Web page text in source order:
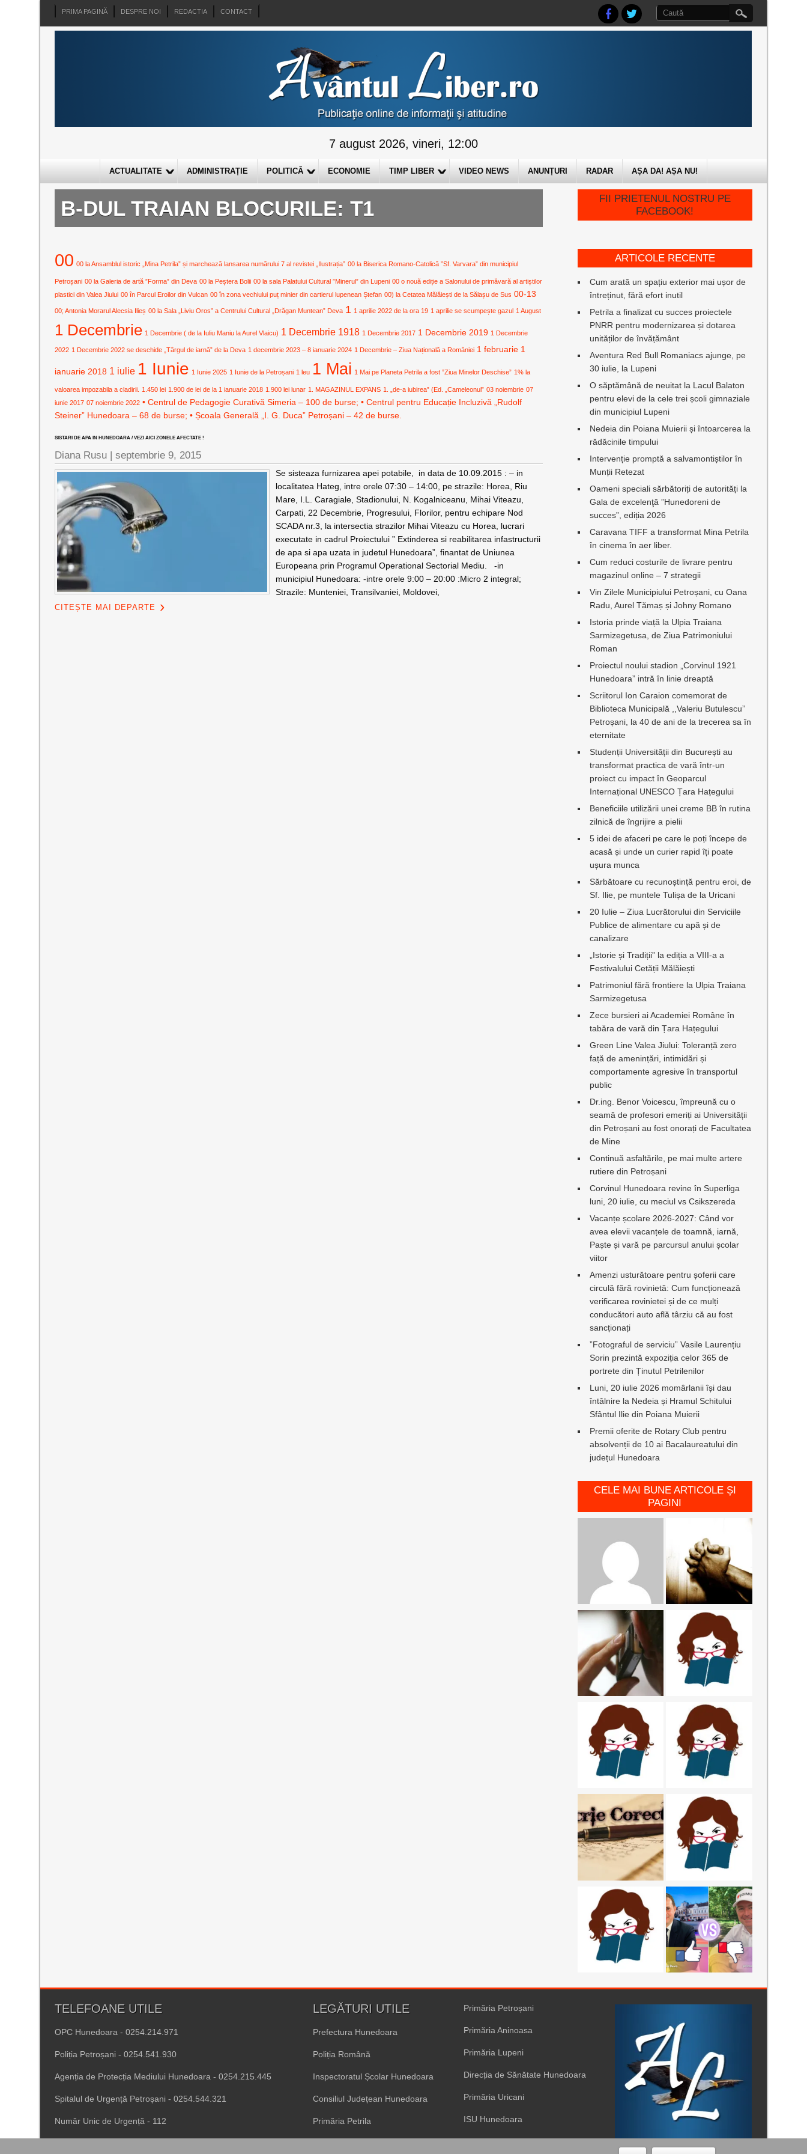
PRIMA PAGINĂ DESPRE NOI REDACTIA CONTACT
7 august 2026, vineri, 12:00
ACTUALITATE ADMINISTRAȚIE POLITICĂ ECONOMIE TIMP LIBER VIDEO NEWS ANUNȚURI RADAR AȘA DA! AȘA NU!
B-DUL TRAIAN BLOCURILE: T1
00 00 la Ansamblul istoric „Mina Petrila” și marchează lansarea numărului 7 al revistei „Ilustrația” 00 la Biserica Romano-Catolică ”Sf. Varvara” din municipiul
Petroșani 00 la Galeria de artă ”Forma” din Deva 00 la Peștera Bolii 00 la sala Palatului Cultural ”Minerul” din Lupeni 00 o nouă ediție a Salonului de primăvară al artiștilor
plastici din Valea Jiului 00 în Parcul Eroilor din Vulcan 00 în zona vechiului puț minier din cartierul lupenean Ștefan 00) la Cetatea Mălăiești de la Sălașu de Sus 00-13
00; Antonia Morarul Alecsia Ilieș 00 la Sala „Liviu Oros” a Centrului Cultural „Drăgan Muntean” Deva 1 1 aprilie 2022 de la ora 19 1 aprilie se scumpește gazul 1 August
1 Decembrie 1 Decembrie ( de la Iuliu Maniu la Aurel Vlaicu) 1 Decembrie 1918 1 Decembrie 2017 1 Decembrie 2019 1 Decembrie
2022 1 Decembrie 2022 se deschide „Târgul de iarnă” de la Deva 1 decembrie 2023 – 8 ianuarie 2024 1 Decembrie – Ziua Națională a României 1 februarie 1
ianuarie 2018 1 iulie 1 Iunie 1 Iunie 2025 1 Iunie de la Petroșani 1 leu 1 Mai 1 Mai pe Planeta Petrila a fost ”Ziua Minelor Deschise” 1% la
valoarea impozabila a cladirii. 1.450 lei 1.900 de lei de la 1 ianuarie 2018 1.900 lei lunar 1. MAGAZINUL EXPANS 1. „de-a iubirea” (Ed. „Cameleonul” 03 noiembrie 07
iunie 2017 07 noiembrie 2022 • Centrul de Pedagogie Curativă Simeria – 100 de burse; • Centrul pentru Educație Incluzivă „Rudolf
Steiner” Hunedoara – 68 de burse; • Școala Generală „I. G. Duca” Petroșani – 42 de burse.
SISTARI DE APA IN HUNEDOARA / VEZI AICI ZONELE AFECTATE !
Diana Rusu |septembrie 9, 2015
Se sisteaza furnizarea apei potabile, in data de 10.09.2015 : – in
localitatea Hateg, intre orele 07:30 – 14:00, pe strazile: Horea, Riu
Mare, I.L. Caragiale, Stadionului, N. Kogalniceanu, Mihai Viteazu,
Carpati, 22 Decembrie, Progresului, Florilor, pentru echipare Nod
SCADA nr.3, la intersectia strazilor Mihai Viteazu cu Horea, lucrari
executate in cadrul Proiectului ” Extinderea si reabilitarea infastructurii
de apa si apa uzata in judetul Hunedoara”, finantat de Uniunea
Europeana prin Programul Operational Sectorial Mediu. -in
municipiul Hunedoara: -intre orele 9:00 – 20:00 :Micro 2 integral;
Strazile: Munteniei, Transilvaniei, Moldovei,
CITEȘTE MAI DEPARTE
FII PRIETENUL NOSTRU PE
FACEBOOK!
ARTICOLE RECENTE
Cum arată un spațiu exterior mai ușor de
întreținut, fără efort inutil
Petrila a finalizat cu succes proiectele
PNRR pentru modernizarea și dotarea
unităților de învățământ
Aventura Red Bull Romaniacs ajunge, pe
30 iulie, la Lupeni
O săptămână de neuitat la Lacul Balaton
pentru elevi de la cele trei școli gimnaziale
din municipiul Lupeni
Nedeia din Poiana Muierii și întoarcerea la
rădăcinile timpului
Intervenție promptă a salvamontiștilor în
Munții Retezat
Oameni speciali sărbătoriți de autorități la
Gala de excelenţă ”Hunedoreni de
succes”, ediția 2026
Caravana TIFF a transformat Mina Petrila
în cinema în aer liber.
Cum reduci costurile de livrare pentru
magazinul online – 7 strategii
Vin Zilele Municipiului Petroșani, cu Oana
Radu, Aurel Tămaș și Johny Romano
Istoria prinde viață la Ulpia Traiana
Sarmizegetusa, de Ziua Patrimoniului
Roman
Proiectul noului stadion „Corvinul 1921
Hunedoara” intră în linie dreaptă
Scriitorul Ion Caraion comemorat de
Biblioteca Municipală ,,Valeriu Butulescu”
Petroșani, la 40 de ani de la trecerea sa în
eternitate
Studenții Universității din București au
transformat practica de vară într-un
proiect cu impact în Geoparcul
Internațional UNESCO Țara Hațegului
Beneficiile utilizării unei creme BB în rutina
zilnică de îngrijire a pielii
5 idei de afaceri pe care le poți începe de
acasă și unde un curier rapid îți poate
ușura munca
Sărbătoare cu recunoștință pentru eroi, de
Sf. Ilie, pe muntele Tulișa de la Uricani
20 Iulie – Ziua Lucrătorului din Serviciile
Publice de alimentare cu apă și de
canalizare
„Istorie și Tradiții” la ediția a VIII-a a
Festivalului Cetății Mălăiești
Patrimoniul fără frontiere la Ulpia Traiana
Sarmizegetusa
Zece bursieri ai Academiei Române în
tabăra de vară din Țara Hațegului
Green Line Valea Jiului: Toleranță zero
față de amenințări, intimidări și
comportamente agresive în transportul
public
Dr.ing. Benor Voicescu, împreună cu o
seamă de profesori emeriți ai Universității
din Petroșani au fost onorați de Facultatea
de Mine
Continuă asfaltările, pe mai multe artere
rutiere din Petroșani
Corvinul Hunedoara revine în Superliga
luni, 20 iulie, cu meciul vs Csikszereda
Vacanțe școlare 2026-2027: Când vor
avea elevii vacanțele de toamnă, iarnă,
Paște și vară pe parcursul anului școlar
viitor
Amenzi usturătoare pentru șoferii care
circulă fără rovinietă: Cum funcționează
verificarea rovinietei și de ce mulți
conducători auto află târziu că au fost
sancționați
”Fotograful de serviciu” Vasile Laurențiu
Sorin prezintă expoziția celor 365 de
portrete din Ținutul Petrilenilor
Luni, 20 iulie 2026 momârlanii își dau
întâlnire la Nedeia și Hramul Schitului
Sfântul Ilie din Poiana Muierii
Premii oferite de Rotary Club pentru
absolvenții de 10 ai Bacalaureatului din
județul Hunedoara
CELE MAI BUNE ARTICOLE ȘI
PAGINI
TELEFOANE UTILE
OPC Hunedoara - 0254.214.971
Poliția Petroșani - 0254.541.930
Agenția de Protecția Mediului Hunedoara - 0254.215.445
Spitalul de Urgență Petroșani - 0254.544.321
Număr Unic de Urgență - 112
LEGĂTURI UTILE
Prefectura Hunedoara
Poliția Română
Inspectoratul Școlar Hunedoara
Consiliul Județean Hunedoara
Primăria Petrila
Primăria Petroșani
Primăria Aninoasa
Primăria Lupeni
Direcția de Sănătate Hunedoara
Primăria Uricani
ISU Hunedoara
Primăria Vulcan